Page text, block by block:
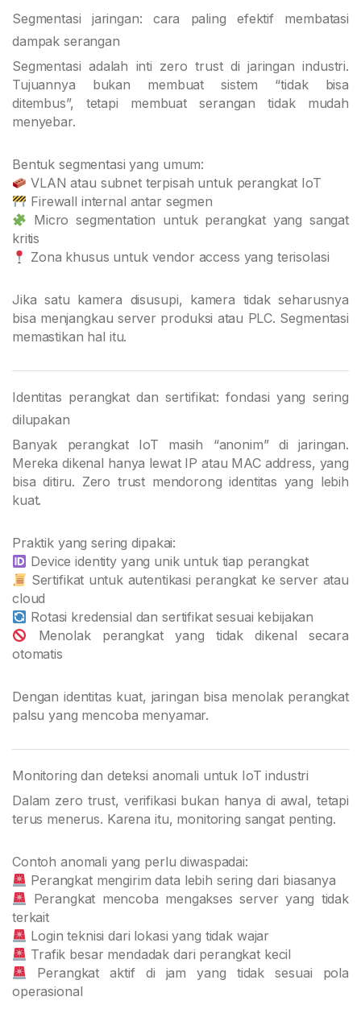
Segmentasi jaringan: cara paling efektif membatasi
dampak serangan
Segmentasi adalah inti zero trust di jaringan industri.
Tujuannya bukan membuat sistem “tidak bisa
ditembus”, tetapi membuat serangan tidak mudah
menyebar.
Bentuk segmentasi yang umum:
VLAN atau subnet terpisah untuk perangkat IoT
Firewall internal antar segmen
Micro segmentation untuk perangkat yang sangat
kritis
Zona khusus untuk vendor access yang terisolasi
Jika satu kamera disusupi, kamera tidak seharusnya
bisa menjangkau server produksi atau PLC. Segmentasi
memastikan hal itu.
Identitas perangkat dan sertifikat: fondasi yang sering
dilupakan
Banyak perangkat IoT masih “anonim” di jaringan.
Mereka dikenal hanya lewat IP atau MAC address, yang
bisa ditiru. Zero trust mendorong identitas yang lebih
kuat.
Praktik yang sering dipakai:
Device identity yang unik untuk tiap perangkat
Sertifikat untuk autentikasi perangkat ke server atau
cloud
Rotasi kredensial dan sertifikat sesuai kebijakan
Menolak perangkat yang tidak dikenal secara
otomatis
Dengan identitas kuat, jaringan bisa menolak perangkat
palsu yang mencoba menyamar.
Monitoring dan deteksi anomali untuk IoT industri
Dalam zero trust, verifikasi bukan hanya di awal, tetapi
terus menerus. Karena itu, monitoring sangat penting.
Contoh anomali yang perlu diwaspadai:
Perangkat mengirim data lebih sering dari biasanya
Perangkat mencoba mengakses server yang tidak
terkait
Login teknisi dari lokasi yang tidak wajar
Trafik besar mendadak dari perangkat kecil
Perangkat aktif di jam yang tidak sesuai pola
operasional